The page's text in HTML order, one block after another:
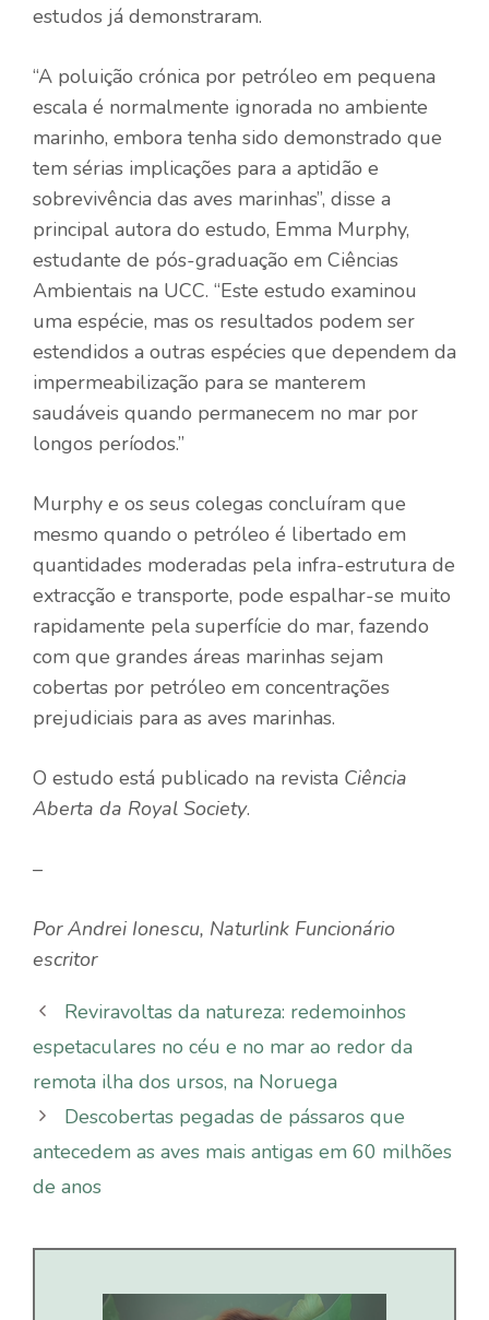
estudos já demonstraram.
“A poluição crónica por petróleo em pequena
escala é normalmente ignorada no ambiente
marinho, embora tenha sido demonstrado que
tem sérias implicações para a aptidão e
sobrevivência das aves marinhas”, disse a
principal autora do estudo, Emma Murphy,
estudante de pós-graduação em Ciências
Ambientais na UCC. “Este estudo examinou
uma espécie, mas os resultados podem ser
estendidos a outras espécies que dependem da
impermeabilização para se manterem
saudáveis ​​quando permanecem no mar por
longos períodos.”
Murphy e os seus colegas concluíram que
mesmo quando o petróleo é libertado em
quantidades moderadas pela infra-estrutura de
extracção e transporte, pode espalhar-se muito
rapidamente pela superfície do mar, fazendo
com que grandes áreas marinhas sejam
cobertas por petróleo em concentrações
prejudiciais para as aves marinhas.
O estudo está publicado na revista Ciência
Aberta da Royal Society.
–
PorAndrei Ionescu, Naturlink Funcionário
escritor
Reviravoltas da natureza: redemoinhos
espetaculares no céu e no mar ao redor da
remota ilha dos ursos, na Noruega
Descobertas pegadas de pássaros que
antecedem as aves mais antigas em 60 milhões
de anos